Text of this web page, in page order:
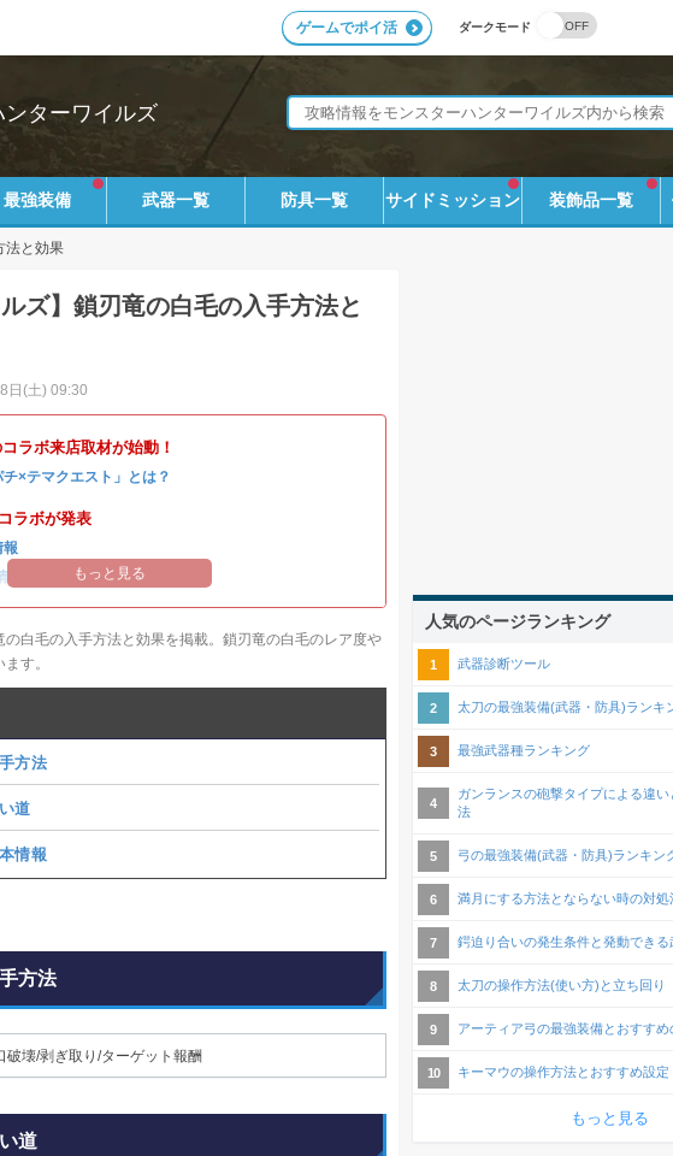
ダークモード
ゲームでポイ活
ターワイルズ
最強装備 武器一覧 防具一覧 サイドミッション 装飾品一覧
法と効果
ルズ】鎖刃竜の白毛の入手方法と
日(土) 09:30
ラボ来店取材が始動！
×テマクエスト」とは？
ラボが発表
報
オメガ・プラネテス攻略
もっと見る
の白毛の入手方法と効果を掲載。鎖刃竜の白毛のレア度や
す。
方法
道
情報
方法
破壊/剥ぎ取り/ターゲット報酬
道
人気のページランキング
武器診断ツール
太刀の最強装備(武器・防具)ランキ
最強武器種ランキング
ガンランスの砲撃タイプによる違
法
弓の最強装備(武器・防具)ランキン
満月にする方法とならない時の対処
鍔迫り合いの発生条件と発動できる
太刀の操作方法(使い方)と立ち回り
アーティア弓の最強装備とおすすめ
キーマウの操作方法とおすすめ設定
もっと見る